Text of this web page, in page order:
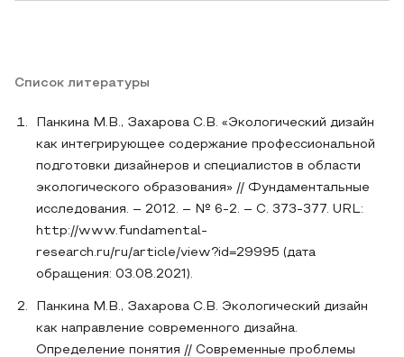
Список литературы
Панкина М.В., Захарова С.В. «Экологический дизайн
как интегрирующее содержание профессиональной
подготовки дизайнеров и специалистов в области
экологического образования» // Фундаментальные
исследования. – 2012. – № 6-2. – С. 373-377. URL:
http://www.fundamental-
research.ru/ru/article/view?id=29995 (дата
обращения: 03.08.2021).
Панкина М.В., Захарова С.В. Экологический дизайн
как направление современного дизайна.
Определение понятия // Современные проблемы